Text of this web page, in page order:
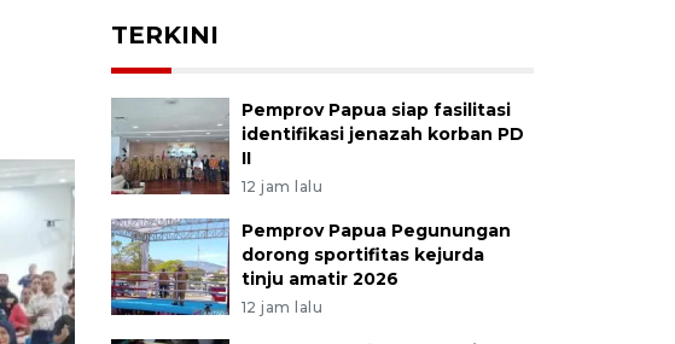
TERKINI
Pemprov Papua siap fasilitasi
identifikasi jenazah korban PD
II
12 jam lalu
Pemprov Papua Pegunungan
dorong sportifitas kejurda
tinju amatir 2026
12 jam lalu